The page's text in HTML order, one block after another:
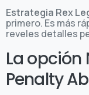
Estrategia Rex
primero. Es más
reveles detalles
La opción
Penalty